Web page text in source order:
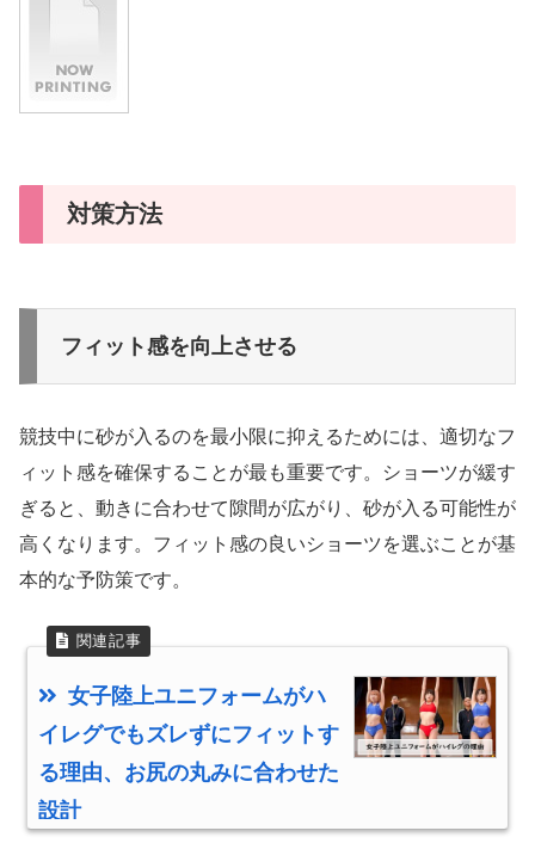
対策方法
フィット感を向上させる
競技中に砂が入るのを最小限に抑えるためには、適切なフ
ィット感を確保することが最も重要です。ショーツが緩す
ぎると、動きに合わせて隙間が広がり、砂が入る可能性が
高くなります。フィット感の良いショーツを選ぶことが基
本的な予防策です。
女子陸上ユニフォームがハ
イレグでもズレずにフィットす
る理由、お尻の丸みに合わせた
設計